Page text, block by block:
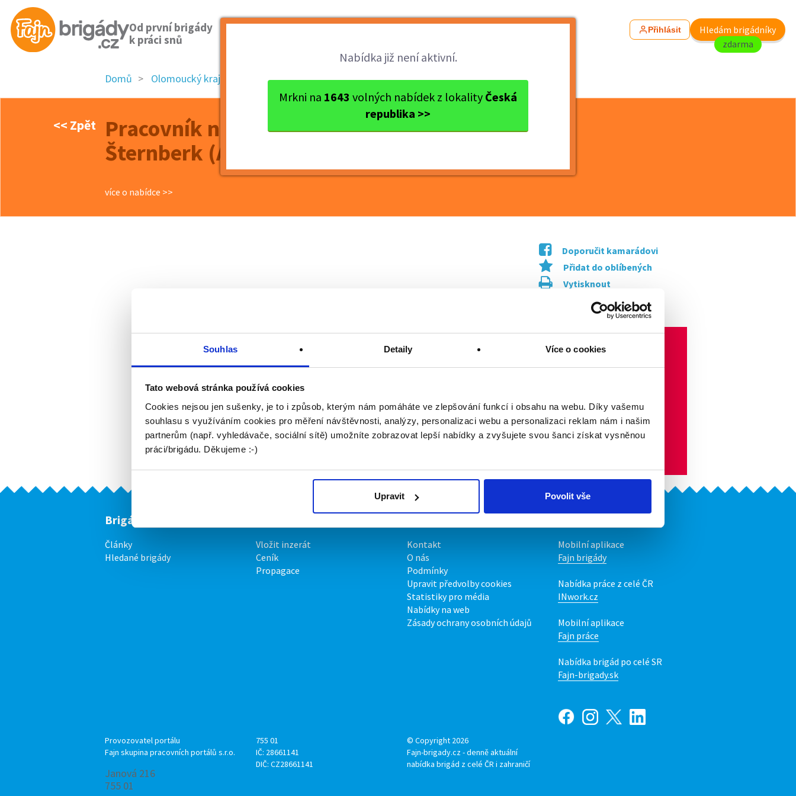
Souhlas Detaily Více o cookies
Tato webová stránka používá cookies
Cookies nejsou jen sušenky, je to i způsob, kterým nám pomáháte ve zlepšování funkcí i obsahu na webu. Díky vašemu
souhlasu s využíváním cookies pro měření návštěvnosti, analýzy, personalizaci webu a personalizaci reklam nám i našim
partnerům (např. vyhledávače, sociální sítě) umožníte zobrazovat lepší nabídky a zvyšujete svou šanci získat vysněnou
práci/brigádu. Děkujeme :-)
Upravit Povolit vše
Od první brigády
k práci snů
Přihlásit
Hledám brigádníky
zdarma
Nabídka již není aktivní.
Mrkni na 1643 volných nabídek z lokality Česká
republika >>
Domů Olomoucký kraj okres Olomouc Šternberk Pracovník na úklid PRODEJNÍ...
<< Zpět
Pracovník na úklid PRODEJNÍCH PLOCH -
Šternberk (A364)
více o nabídce >>
Doporučit kamarádovi
Přidat do oblíbených
Vytisknout
Upozornit na inzerát
Brigádníci
Články
Hledané brigády
Vložit inzerát
Ceník
Propagace
Kontakt
O nás
Podmínky
Upravit předvolby cookies
Statistiky pro média
Nabídky na web
Zásady ochrany osobních údajů
Mobilní aplikace
Fajn brigády
Nabídka práce z celé ČR
INwork.cz
Mobilní aplikace
Fajn práce
Nabídka brigád po celé SR
Fajn-brigady.sk
Provozovatel portálu
Fajn skupina pracovních portálů s.r.o.
Janová 216
755 01
755 01
IČ: 28661141
DIČ: CZ28661141
© Copyright 2026
Fajn-brigady.cz - denně aktuální
nabídka brigád z celé ČR i zahraničí